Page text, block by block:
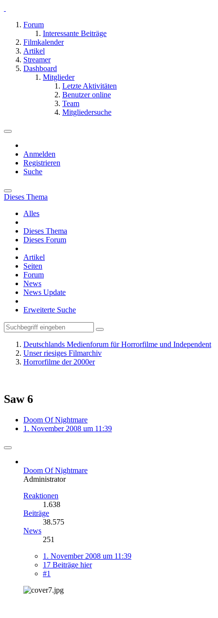
Forum
Interessante Beiträge
Filmkalender
Artikel
Streamer
Dashboard
Mitglieder
Letzte Aktivitäten
Benutzer online
Team
Mitgliedersuche
Anmelden
Registrieren
Suche
Dieses Thema
Alles
Dieses Thema
Dieses Forum
Artikel
Seiten
Forum
News
News Update
Erweiterte Suche
Deutschlands Medienforum für Horrorfilme und Independent
Unser riesiges Filmarchiv
Horrorfilme der 2000er
Saw 6
Doom Of Nightmare
1. November 2008 um 11:39
Doom Of Nightmare
Administrator
Reaktionen
1.638
Beiträge
38.575
News
251
1. November 2008 um 11:39
17 Beiträge hier
#1